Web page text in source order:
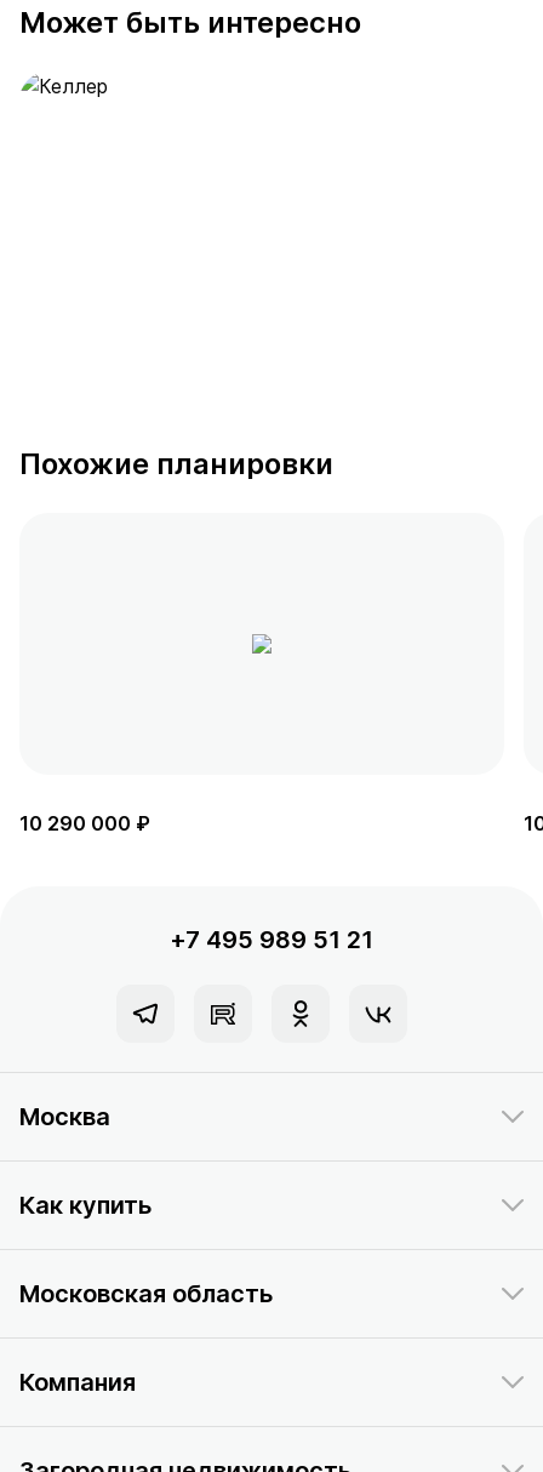
Может быть интересно
Похожие планировки
10 290 000 ₽
+7 495 989 51 21
Москва
Как купить
Московская область
Компания